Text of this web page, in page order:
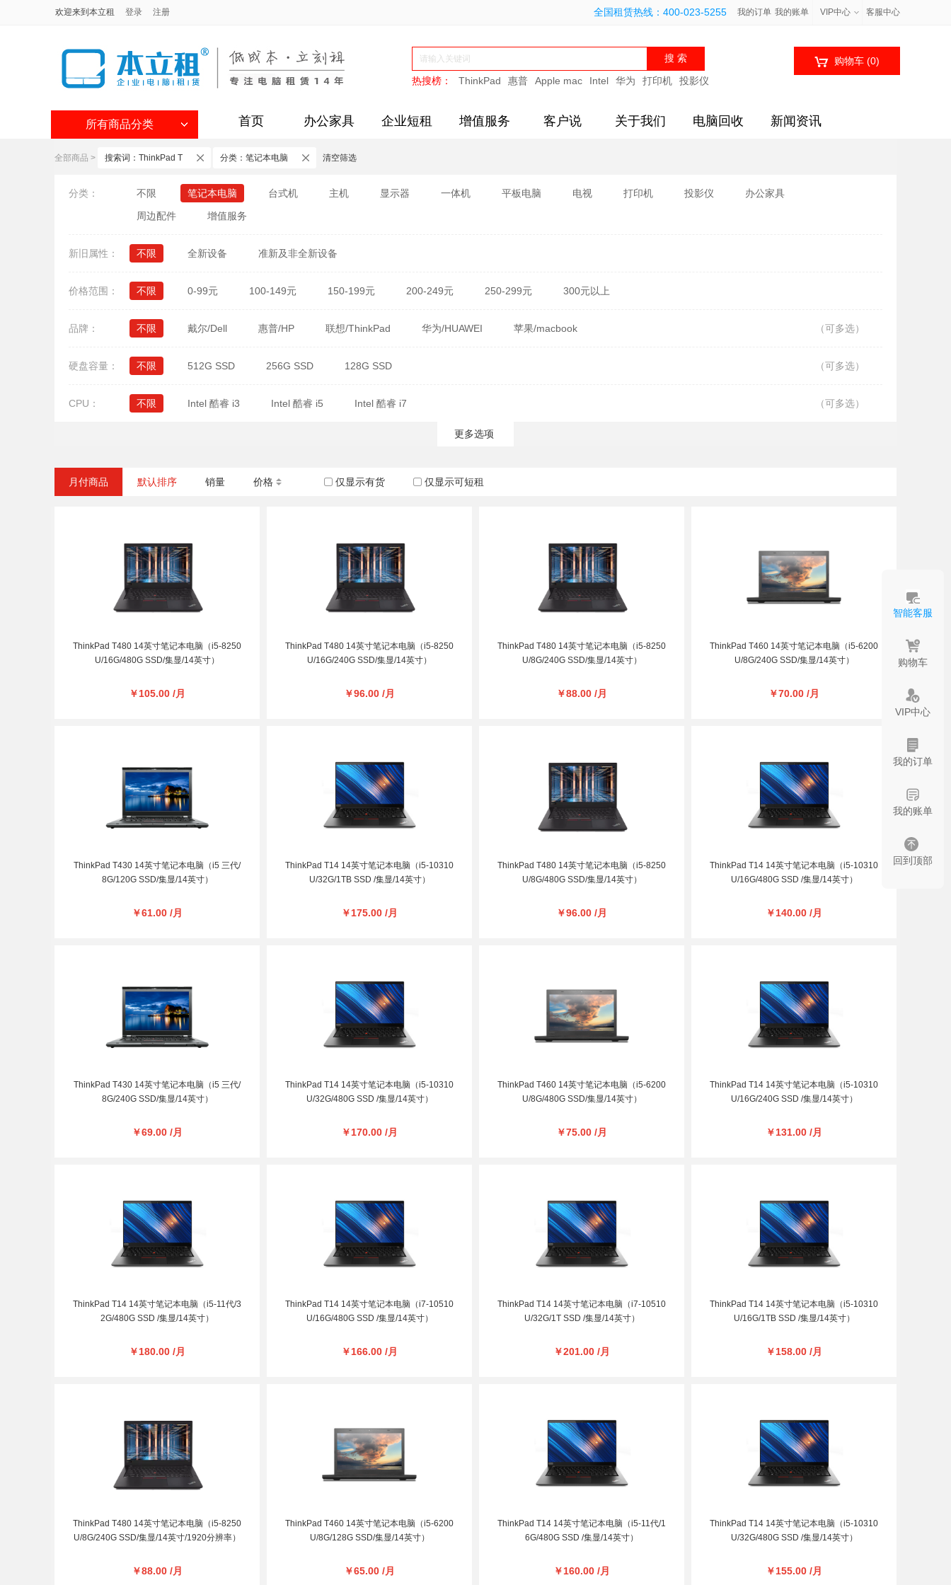
客服中心
全国租赁热线：400-023-5255 我的订单 我的账单 VIP中心
欢迎来到本立租 登录 注册
热搜榜： ThinkPad 惠普 Apple mac Intel 华为 打印机 投影仪
 购物车 (0)
所有商品分类 首页 办公家具 企业短租 增值服务 客户说 关于我们 电脑回收 新闻资讯
全部商品 > 搜索词：ThinkPad T 分类：笔记本电脑 清空筛选
分类： 不限 笔记本电脑 台式机 主机 显示器 一体机 平板电脑 电视 打印机 投影仪
办公家具
周边配件
增值服务
新旧属性： 不限 全新设备 准新及非全新设备
价格范围： 不限 0-99元 100-149元 150-199元 200-249元 250-299元 300元以上
品牌： 不限 戴尔/Dell 惠普/HP 联想/ThinkPad 华为/HUAWEI 苹果/macbook （可多选）
硬盘容量： 不限 512G SSD 256G SSD 128G SSD （可多选）
CPU： 不限 Intel 酷睿 i3 Intel 酷睿 i5 Intel 酷睿 i7 （可多选）
更多选项
月付商品 默认排序 销量 价格 仅显示有货 仅显示可短租
ThinkPad T480 14英寸笔记本电脑（i5-8250
U/16G/480G SSD/集显/14英寸）
￥105.00 /月
ThinkPad T480 14英寸笔记本电脑（i5-8250
U/16G/240G SSD/集显/14英寸）
￥96.00 /月
ThinkPad T480 14英寸笔记本电脑（i5-8250
U/8G/240G SSD/集显/14英寸）
￥88.00 /月
ThinkPad T460 14英寸笔记本电脑（i5-6200
U/8G/240G SSD/集显/14英寸）
￥70.00 /月
ThinkPad T430 14英寸笔记本电脑（i5 三代/
8G/120G SSD/集显/14英寸）
￥61.00 /月
ThinkPad T14 14英寸笔记本电脑（i5-10310
U/32G/1TB SSD /集显/14英寸）
￥175.00 /月
ThinkPad T480 14英寸笔记本电脑（i5-8250
U/8G/480G SSD/集显/14英寸）
￥96.00 /月
ThinkPad T14 14英寸笔记本电脑（i5-10310
U/16G/480G SSD /集显/14英寸）
￥140.00 /月
ThinkPad T430 14英寸笔记本电脑（i5 三代/
8G/240G SSD/集显/14英寸）
￥69.00 /月
ThinkPad T14 14英寸笔记本电脑（i5-10310
U/32G/480G SSD /集显/14英寸）
￥170.00 /月
ThinkPad T460 14英寸笔记本电脑（i5-6200
U/8G/480G SSD/集显/14英寸）
￥75.00 /月
ThinkPad T14 14英寸笔记本电脑（i5-10310
U/16G/240G SSD /集显/14英寸）
￥131.00 /月
ThinkPad T14 14英寸笔记本电脑（i5-11代/3
2G/480G SSD /集显/14英寸）
￥180.00 /月
ThinkPad T14 14英寸笔记本电脑（i7-10510
U/16G/480G SSD /集显/14英寸）
￥166.00 /月
ThinkPad T14 14英寸笔记本电脑（i7-10510
U/32G/1T SSD /集显/14英寸）
￥201.00 /月
ThinkPad T14 14英寸笔记本电脑（i5-10310
U/16G/1TB SSD /集显/14英寸）
￥158.00 /月
ThinkPad T480 14英寸笔记本电脑（i5-8250
U/8G/240G SSD/集显/14英寸/1920分辨率）
￥88.00 /月
ThinkPad T460 14英寸笔记本电脑（i5-6200
U/8G/128G SSD/集显/14英寸）
￥65.00 /月
ThinkPad T14 14英寸笔记本电脑（i5-11代/1
6G/480G SSD /集显/14英寸）
￥160.00 /月
ThinkPad T14 14英寸笔记本电脑（i5-10310
U/32G/480G SSD /集显/14英寸）
￥155.00 /月
智能客服
购物车
VIP中心
我的订单
我的账单
回到顶部